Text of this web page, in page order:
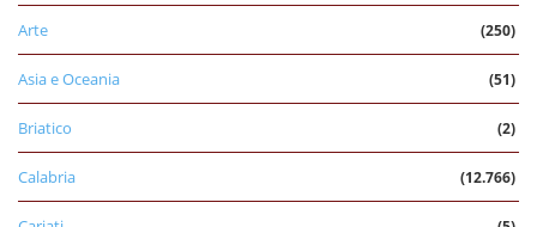
Arte (250)
Asia e Oceania (51)
Briatico (2)
Calabria (12.766)